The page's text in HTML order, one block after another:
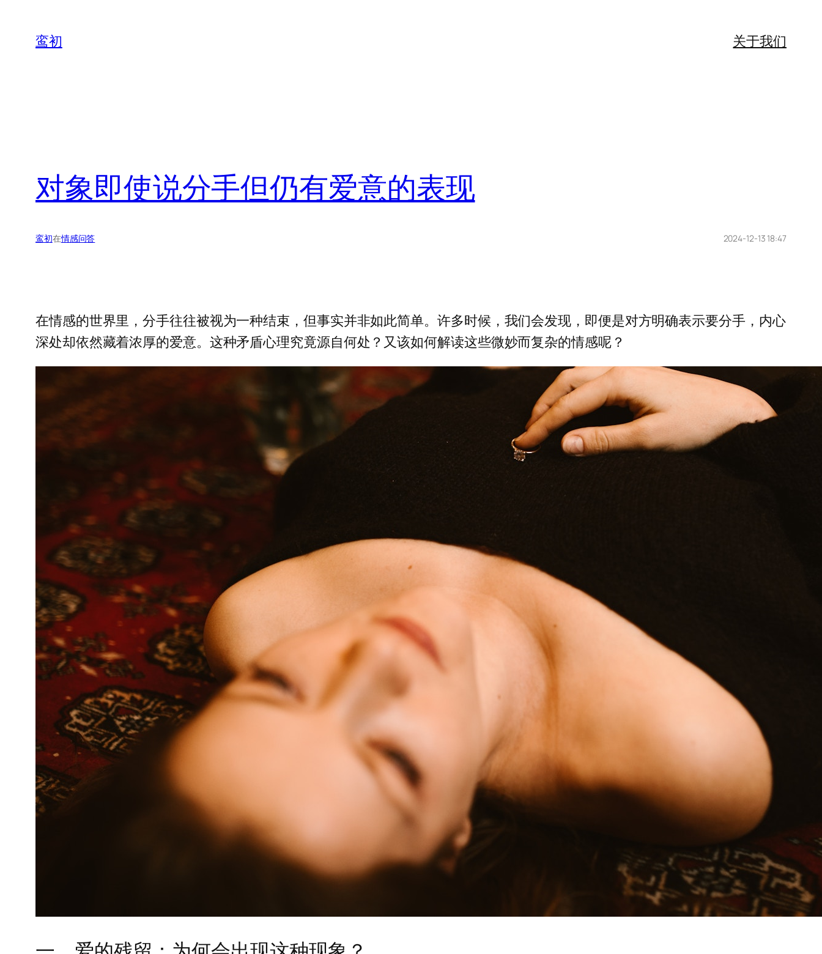
鸾初 关于我们
对象即使说分手但仍有爱意的表现
鸾初在情感问答 2024-12-13 18:47
在情感的世界里，分手往往被视为一种结束，但事实并非如此简单。许多时候，我们会发现，即便是对方明确表示要分手，内心
深处却依然藏着浓厚的爱意。这种矛盾心理究竟源自何处？又该如何解读这些微妙而复杂的情感呢？